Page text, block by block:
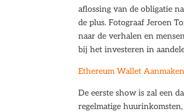
aflossing van de obligatie
de plus. Fotograaf Jeroen
naar de verhalen en
bij het investeren in
Ethereum Wallet
De eerste show is zal een
regelmatige